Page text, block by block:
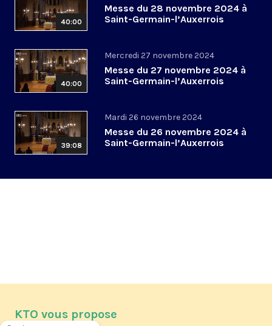
40:00
Messe du 28 novembre 2024 à
Saint-Germain-l’Auxerrois
40:00
Mercredi 27 novembre 2024
Messe du 27 novembre 2024 à
Saint-Germain-l’Auxerrois
39:08
Mardi 26 novembre 2024
Messe du 26 novembre 2024 à
Saint-Germain-l’Auxerrois
KTO vous propose